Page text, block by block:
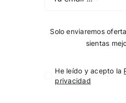
Solo enviaremos
sientas
He leído y acepto la
privacidad